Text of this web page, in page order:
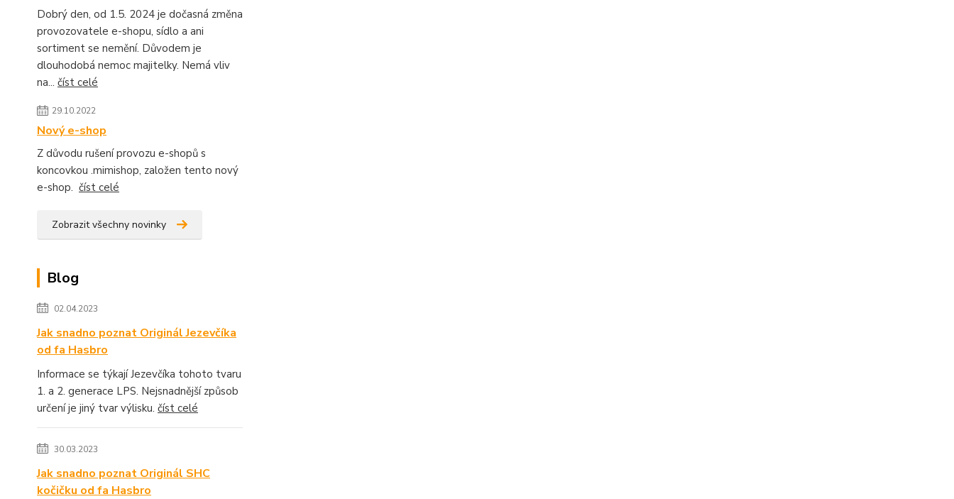
Dobrý den, od 1.5. 2024 je dočasná změna
provozovatele e-shopu, sídlo a ani
sortiment se nemění. Důvodem je
dlouhodobá nemoc majitelky. Nemá vliv
na... číst celé
29.10.2022
Nový e-shop
Z důvodu rušení provozu e-shopů s
koncovkou .mimishop, založen tento nový
e-shop. číst celé
Zobrazit všechny novinky
Blog
02.04.2023
Jak snadno poznat Originál Jezevčíka
od fa Hasbro
Informace se týkají Jezevčíka tohoto tvaru
1. a 2. generace LPS. Nejsnadnější způsob
určení je jiný tvar výlisku. číst celé
30.03.2023
Jak snadno poznat Originál SHC
kočičku od fa Hasbro